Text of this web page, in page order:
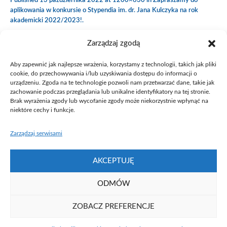
Zarządzaj zgodą
Aby zapewnić jak najlepsze wrażenia, korzystamy z technologii, takich jak pliki
cookie, do przechowywania i/lub uzyskiwania dostępu do informacji o
urządzeniu. Zgoda na te technologie pozwoli nam przetwarzać dane, takie jak
zachowanie podczas przeglądania lub unikalne identyfikatory na tej stronie.
Brak wyrażenia zgody lub wycofanie zgody może niekorzystnie wpłynąć na
niektóre cechy i funkcje.
Zarządzaj serwisami
AKCEPTUJĘ
ODMÓW
ZOBACZ PREFERENCJE
aplikowania w konkursie o Stypendia im. dr. Jana Kulczyka na rok
akademicki 2022/2023!.